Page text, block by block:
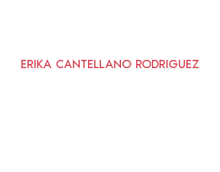
ERIKA CANTELLANO RODRIGUEZ